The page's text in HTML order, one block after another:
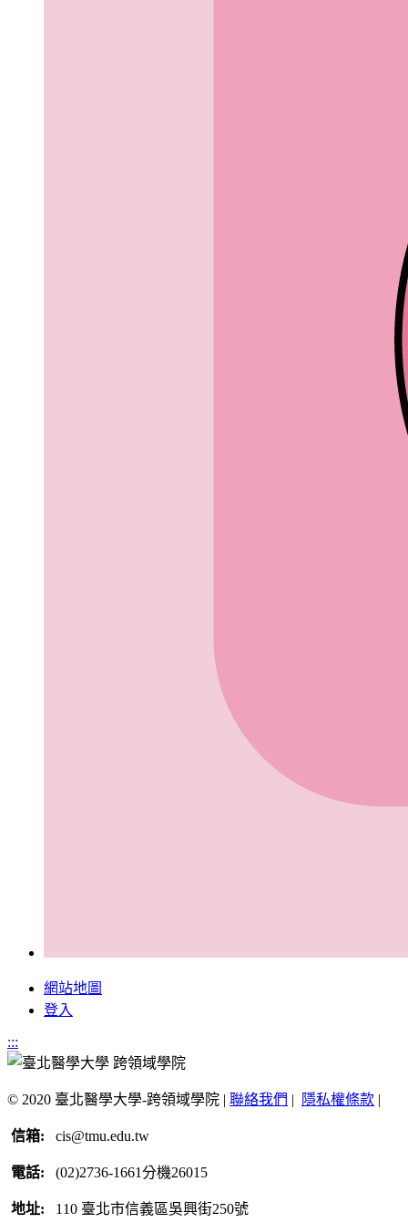
網站地圖
登入
:::
© 2020 臺北醫學大學-跨領域學院 | 聯絡我們 | 隱私權條款 |
信箱: cis@tmu.edu.tw
電話: (02)2736-1661分機26015
地址: 110 臺北市信義區吳興街250號